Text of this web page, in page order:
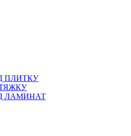
ПЛИТКУ
ЛАМИНАТ